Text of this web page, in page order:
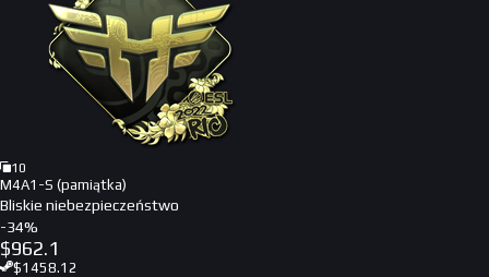
10
M4A1-S (pamiątka)
Bliskie niebezpieczeństwo
-34%
$962.1
$1458.12